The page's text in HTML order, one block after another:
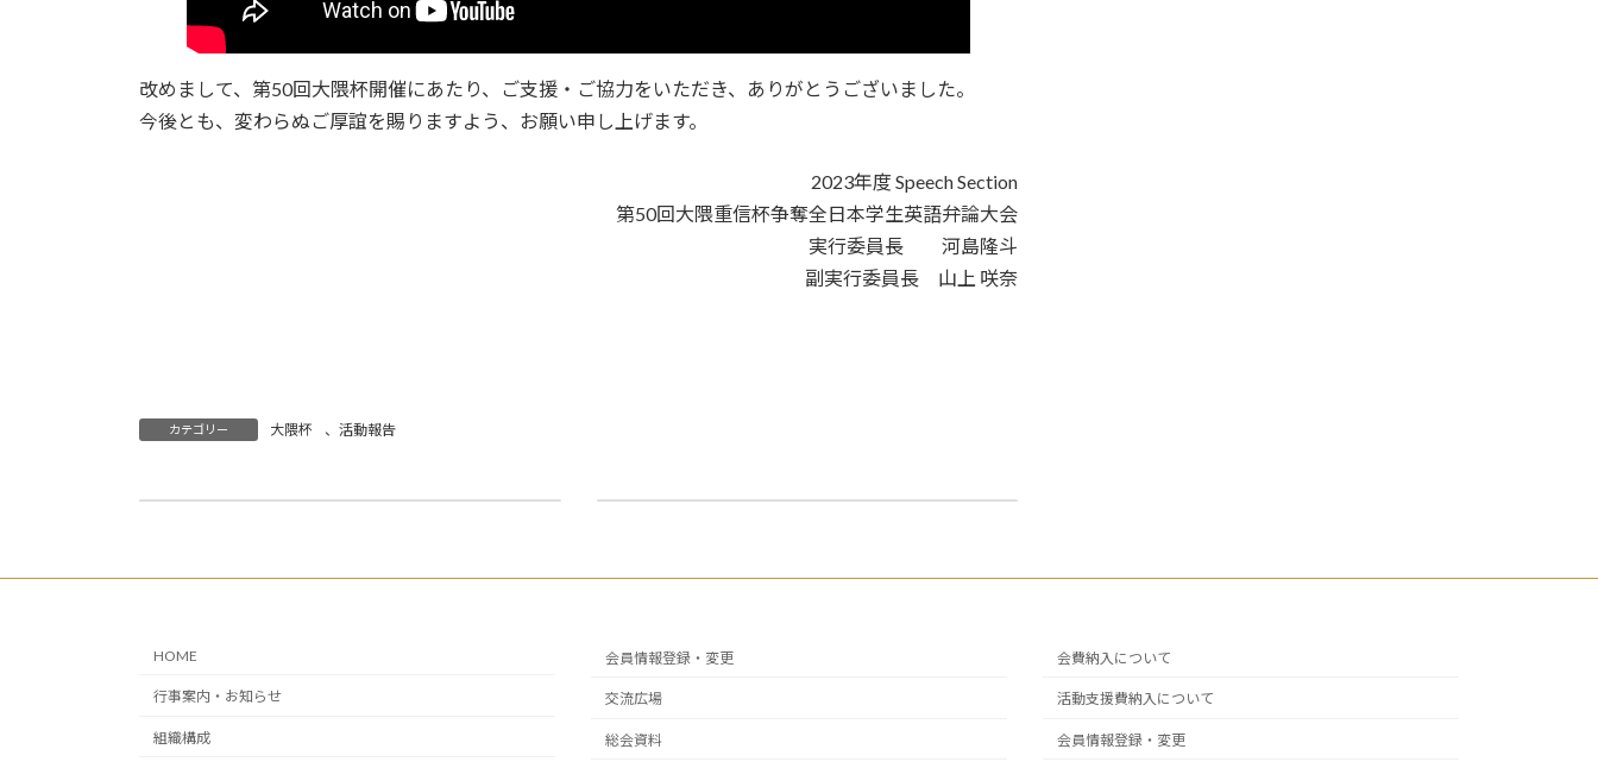
改めまして、第50回大隈杯開催にあたり、ご支援・ご協力をいただき、ありがとうございました。
今後とも、変わらぬご厚誼を賜りますよう、お願い申し上げます。
2023年度 Speech Section
第50回大隈重信杯争奪全日本学生英語弁論大会
実行委員長 河島隆斗
副実行委員長 山上 咲奈
カテゴリー 大隈杯 、 活動報告
HOME
行事案内・お知らせ
組織構成
会員情報登録・変更
交流広場
総会資料
会費納入について
活動支援費納入について
会員情報登録・変更